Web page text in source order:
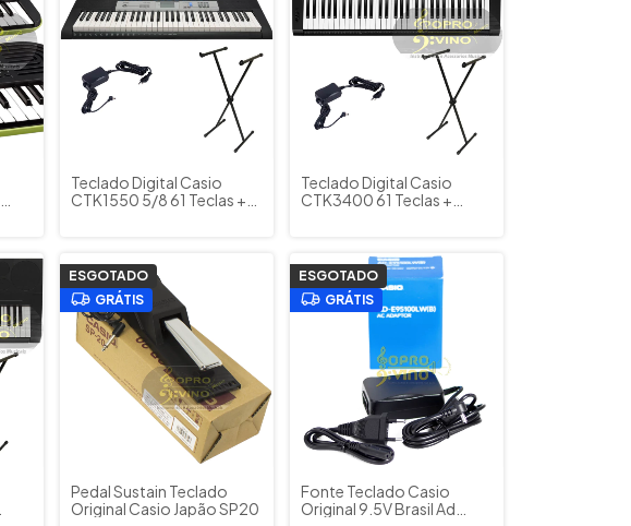
Teclado Digital Casio
CTK1550 5/8 61 Teclas +
Teclado Digital Casio
CTK3400 61 Teclas +
ESGOTADO
GRÁTIS
Pedal Sustain Teclado
Original Casio Japão SP20
ESGOTADO
GRÁTIS
Fonte Teclado Casio
Original 9.5V Brasil Ad